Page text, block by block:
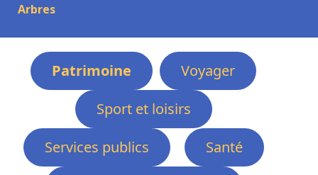
Arbres
Patrimoine
Voyager
Sport et loisirs
Services publics
Santé